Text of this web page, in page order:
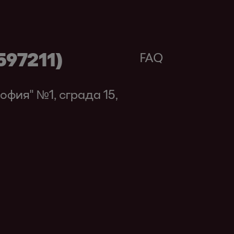
№1, сграда 15,
FAQ